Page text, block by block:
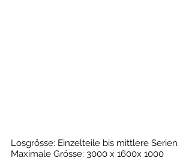
Losgrösse: Einzelteile bis mittlere Serien
Maximale Grösse: 3000 x 1600x 1000